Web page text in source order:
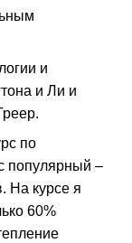
и
и Ли и
по
популярный –
На курсе я
60%